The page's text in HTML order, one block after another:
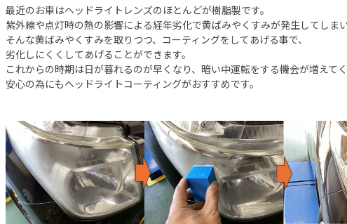
最近のお車はヘッドライトレンズのほとんどが樹脂製です。
紫外線や点灯時の熱の影響による経年劣化で黄ばみやくすみが発生してしまい
そんな黄ばみやくすみを取りつつ、コーティングをしてあげる事で、
劣化しにくくしてあげることができます。
これからの時期は日が暮れるのが早くなり、暗い中運転をする機会が増えてく
安心の為にもヘッドライトコーティングがおすすめです。